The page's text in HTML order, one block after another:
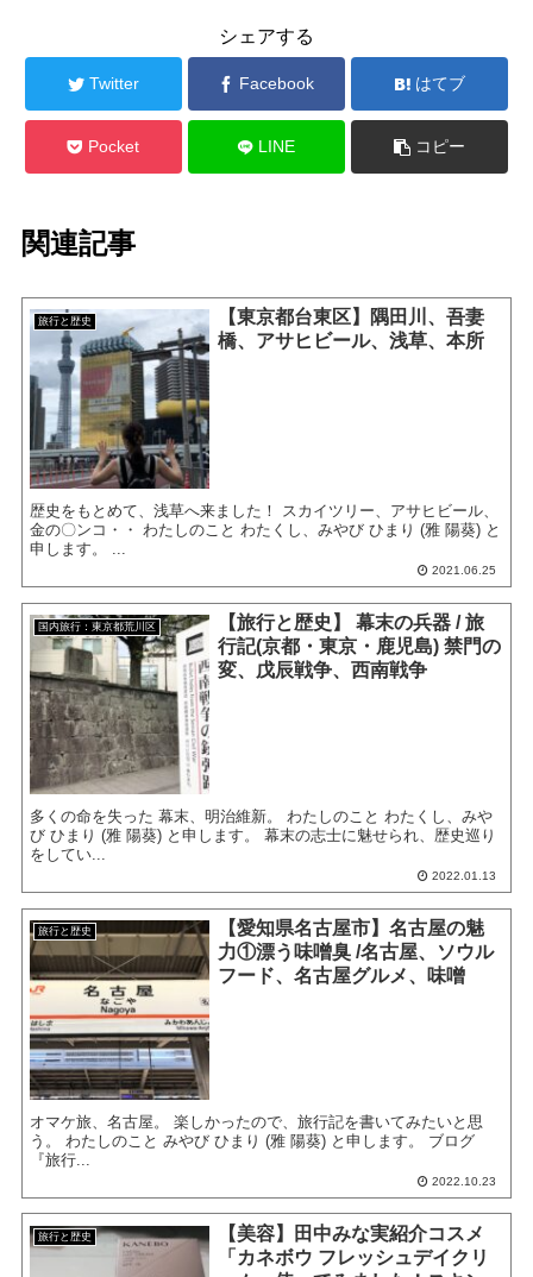
シェアする
Twitter Facebook はてブ
Pocket LINE コピー
関連記事
旅行と歴史
【東京都台東区】隅田川、吾妻
橋、アサヒビール、浅草、本所
歴史をもとめて、浅草へ来ました！ スカイツリー、アサヒビール、
金の〇ンコ・・ わたしのこと わたくし、みやび ひまり (雅 陽葵) と
申します。 ...
2021.06.25
国内旅行：東京都荒川区
【旅行と歴史】 幕末の兵器 / 旅
行記(京都・東京・鹿児島) 禁門の
変、戊辰戦争、西南戦争
多くの命を失った 幕末、明治維新。 わたしのこと わたくし、みや
び ひまり (雅 陽葵) と申します。 幕末の志士に魅せられ、歴史巡り
をしてい...
2022.01.13
旅行と歴史
【愛知県名古屋市】名古屋の魅
力①漂う味噌臭 /名古屋、ソウル
フード、名古屋グルメ、味噌
オマケ旅、名古屋。 楽しかったので、旅行記を書いてみたいと思
う。 わたしのこと みやび ひまり (雅 陽葵) と申します。 ブログ
『旅行...
2022.10.23
旅行と歴史
【美容】田中みな実紹介コスメ
「カネボウ フレッシュデイクリ